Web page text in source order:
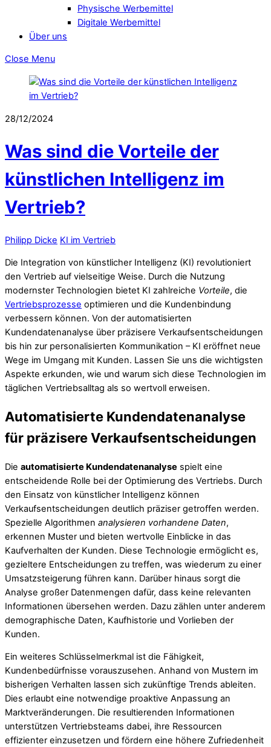
Physische Werbemittel
Digitale Werbemittel
Über uns
Close Menu
28/12/2024
Was sind die Vorteile der
künstlichen Intelligenz im
Vertrieb?
Philipp Dicke KI im Vertrieb
Die Integration von künstlicher Intelligenz (KI) revolutioniert
den Vertrieb auf vielseitige Weise. Durch die Nutzung
modernster Technologien bietet KI zahlreiche Vorteile, die
Vertriebsprozesse optimieren und die Kundenbindung
verbessern können. Von der automatisierten
Kundendatenanalyse über präzisere Verkaufsentscheidungen
bis hin zur personalisierten Kommunikation – KI eröffnet neue
Wege im Umgang mit Kunden. Lassen Sie uns die wichtigsten
Aspekte erkunden, wie und warum sich diese Technologien im
täglichen Vertriebsalltag als so wertvoll erweisen.
Automatisierte Kundendatenanalyse
für präzisere Verkaufsentscheidungen
Die automatisierte Kundendatenanalyse spielt eine
entscheidende Rolle bei der Optimierung des Vertriebs. Durch
den Einsatz von künstlicher Intelligenz können
Verkaufsentscheidungen deutlich präziser getroffen werden.
Spezielle Algorithmen analysieren vorhandene Daten,
erkennen Muster und bieten wertvolle Einblicke in das
Kaufverhalten der Kunden. Diese Technologie ermöglicht es,
gezieltere Entscheidungen zu treffen, was wiederum zu einer
Umsatzsteigerung führen kann. Darüber hinaus sorgt die
Analyse großer Datenmengen dafür, dass keine relevanten
Informationen übersehen werden. Dazu zählen unter anderem
demographische Daten, Kaufhistorie und Vorlieben der
Kunden.
Ein weiteres Schlüsselmerkmal ist die Fähigkeit,
Kundenbedürfnisse vorauszusehen. Anhand von Mustern im
bisherigen Verhalten lassen sich zukünftige Trends ableiten.
Dies erlaubt eine notwendige proaktive Anpassung an
Marktveränderungen. Die resultierenden Informationen
unterstützen Vertriebsteams dabei, ihre Ressourcen
effizienter einzusetzen und fördern eine höhere Zufriedenheit